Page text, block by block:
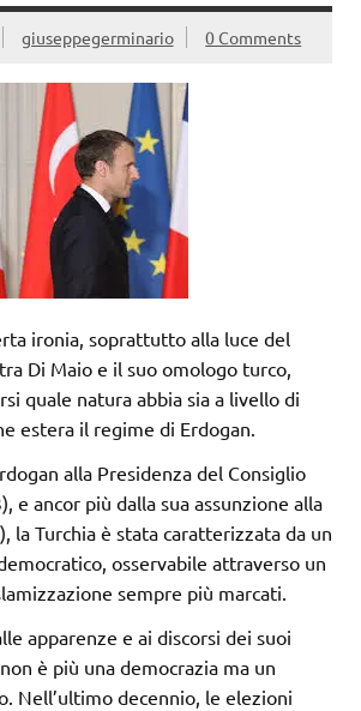
giuseppegerminario 0 Comments
ironia, soprattutto alla luce del
tra Di Maio e il suo omologo turco,
quale natura abbia sia a livello di
estera il regime di Erdogan.
alla Presidenza del Consiglio
e ancor più dalla sua assunzione alla
la Turchia è stata caratterizzata da un
osservabile attraverso un
sempre più marcati.
apparenze e ai discorsi dei suoi
è più una democrazia ma un
Nell’ultimo decennio, le elezioni